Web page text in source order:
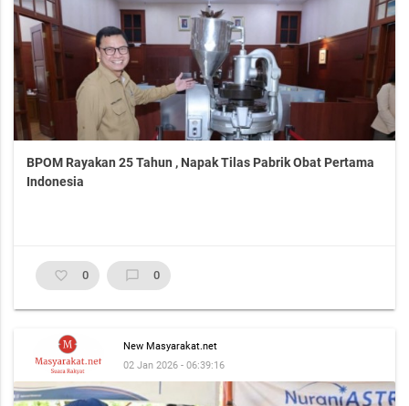
BPOM Rayakan 25 Tahun , Napak Tilas Pabrik Obat Pertama
Indonesia
favorite_border 0 chat_bubble_outline 0
New Masyarakat.net
02 Jan 2026 - 06:39:16